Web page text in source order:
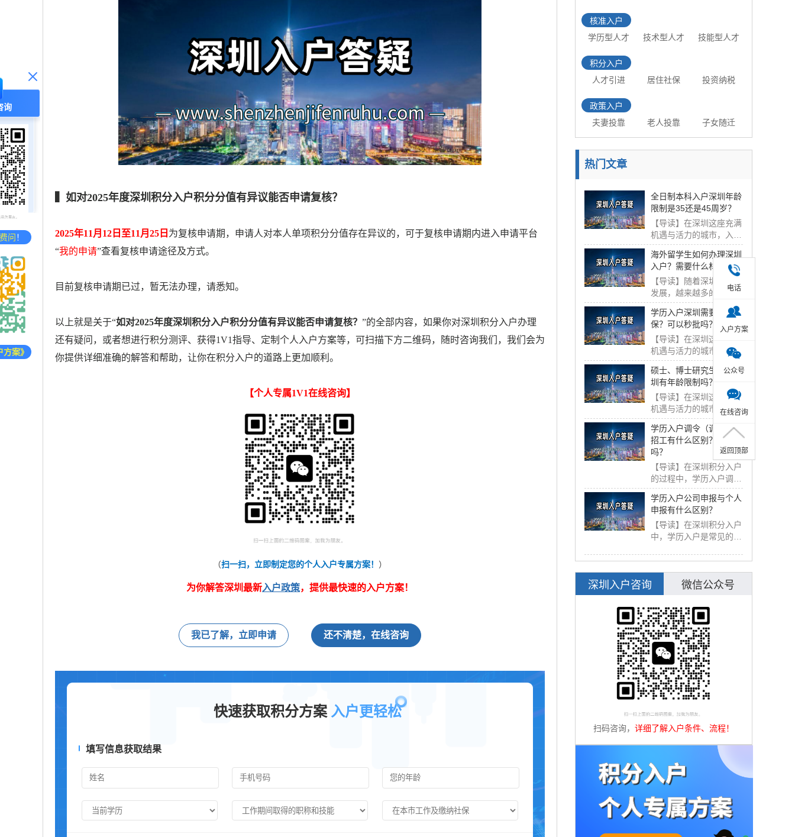
▍如对2025年度深圳积分入户积分分值有异议能否申请复核？
2025年11月12日至11月25日 为复核申请期，申请人对本人单项积分分值存在异议的，可于复核申请期内进入申请平台
“我的申请”查看复核申请途径及方式。
目前复核申请期已过，暂无法办理，请悉知。
以上就是关于“如对2025年度深圳积分入户积分分值有异议能否申请复核？ ”的全部内容，如果你对深圳积分入户办理
还有疑问，或者想进行积分测评、获得1V1指导、定制个人入户方案等，可扫描下方二维码，随时咨询我们，我们会为
你提供详细准确的解答和帮助，让你在积分入户的道路上更加顺利。
【个人专属1V1在线咨询】
（扫一扫，立即制定您的个人入户专属方案！ ）
为你解答深圳最新入户政策，提供最快速的入户方案！
我已了解，立即申请 还不清楚，在线咨询
快速获取积分方案 入户更轻松
填写信息获取结果
核准入户
学历型人才
技术型人才 技能型人才
积分入户
人才引进
居住社保 投资纳税
政策入户
夫妻投靠
老人投靠 子女随迁
热门文章
全日制本科入户深圳年龄
限制是35还是45周岁？
【导读】在深圳这座充满
机遇与活力的城市，入户
政策一直备受关注...
海外留学生如何办理深圳
入户？需要什么材料？
【导读】随着深圳的快速
发展，越来越多的海外留
学生选择来深圳发...
学历入户深圳需要多久社
保？可以秒批吗？
【导读】在深圳这座充满
机遇与活力的城市，学历
入户是许多人落户...
硕士、博士研究生入户深
圳有年龄限制吗？
【导读】在深圳这座充满
机遇与活力的城市，硕
士、博士研究生入户...
学历入户调令（调干）和
招工有什么区别？影响大
吗？
【导读】在深圳积分入户
的过程中，学历入户调令
分为调干和招工两...
学历入户公司申报与个人
申报有什么区别？
【导读】在深圳积分入户
中，学历入户是常见的方
深圳入户咨询 微信公众号
扫码咨询， 详细了解入户条件、流程！
询
问 ！
案》
电话
入户方案
公众号
在线咨询
返回顶部